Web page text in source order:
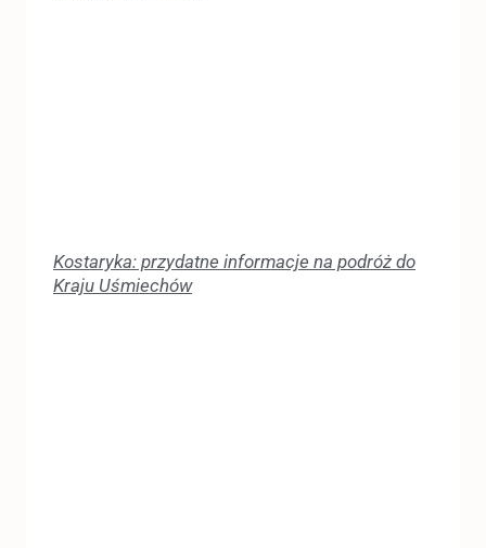
Kostaryka: przydatne informacje na podróż do
Kraju Uśmiechów